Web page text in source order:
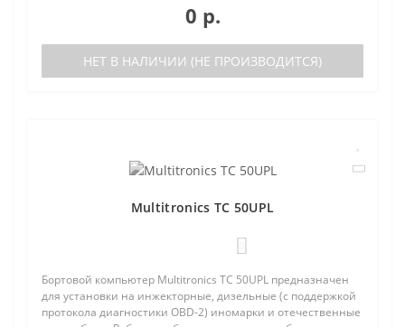
0 р.
НЕТ В НАЛИЧИИ (НЕ ПРОИЗВОДИТСЯ)
Multitronics TC 50UPL
Бортовой компьютер Multitronics TC 50UPL предназначен
для установки на инжекторные, дизельные (с поддержкой
протокола диагностики OBD-2) иномарки и отечественные